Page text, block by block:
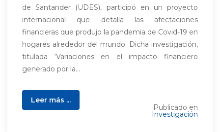
de Santander (UDES), participó en un proyecto
internacional que detalla las afectaciones
financieras que produjo la pandemia de Covid-19 en
hogares alrededor del mundo. Dicha investigación,
titulada ‘Variaciones en el impacto financiero
generado por la...
Leer más ...
Publicado en
Investigación